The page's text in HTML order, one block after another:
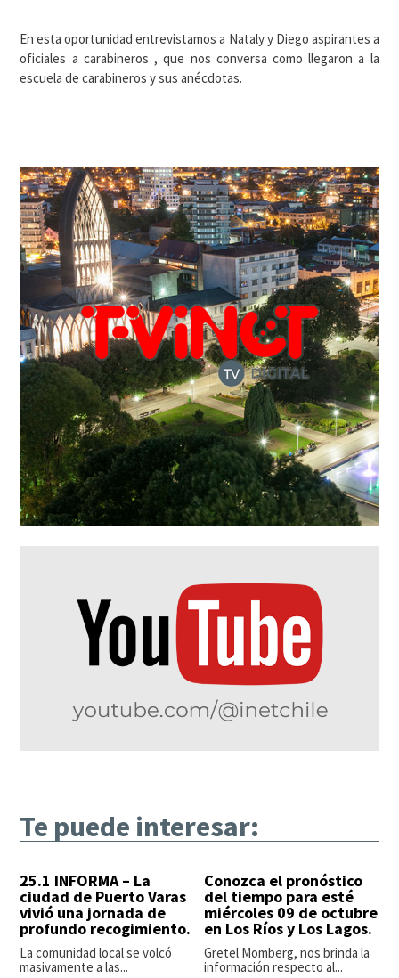
En esta oportunidad entrevistamos a Nataly y Diego aspirantes a
oficiales a carabineros , que nos conversa como llegaron a la
escuela de carabineros y sus anécdotas.
Te puede interesar:
25.1 INFORMA – La
ciudad de Puerto Varas
vivió una jornada de
profundo recogimiento.
La comunidad local se volcó
masivamente a las...
Conozca el pronóstico
del tiempo para esté
miércoles 09 de octubre
en Los Ríos y Los Lagos.
Gretel Momberg, nos brinda la
información respecto al...